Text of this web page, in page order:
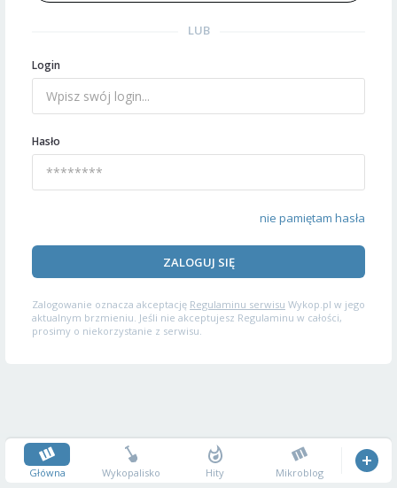
LUB
Login
Hasło
nie pamiętam hasła
ZALOGUJ SIĘ
Zalogowanie oznacza akceptację Regulaminu serwisu Wykop.pl w jego
aktualnym brzmieniu. Jeśli nie akceptujesz Regulaminu w całości,
prosimy o niekorzystanie z serwisu.
Główna Wykopalisko Hity Mikroblog